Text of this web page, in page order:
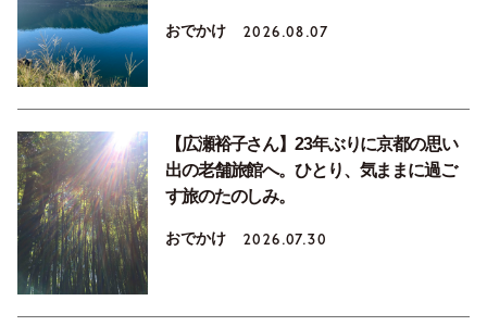
おでかけ 2026.08.07
【広瀬裕子さん】23年ぶりに京都の思い
出の老舗旅館へ。ひとり、気ままに過ご
す旅のたのしみ。
おでかけ 2026.07.30